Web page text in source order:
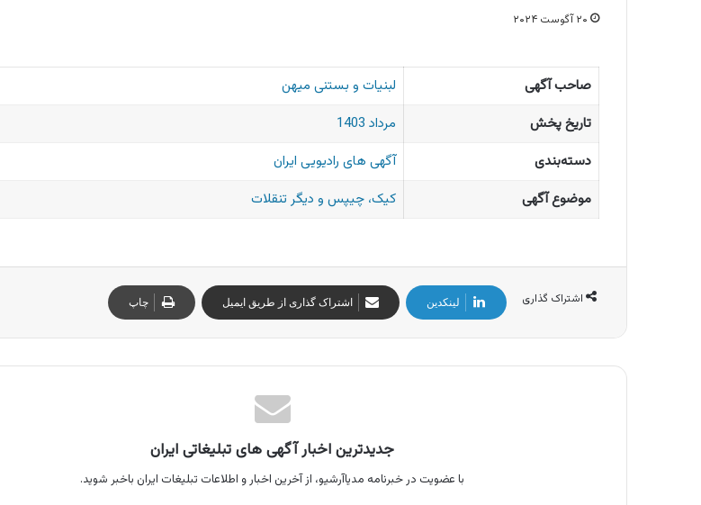
۲۰ آگوست ۲۰۲۴
صاحب آگهی
لبنیات و بستنی میهن
تاریخ پخش
مرداد 1403
دسته‌بندی
آگهی های رادیویی ایران
موضوع آگهی
کیک، چیپس و دیگر تنقلات
اشتراک گذاری لینکدین اشتراک گذاری از طریق ایمیل چاپ
جدیدترین اخبار آگهی های تبلیغاتی ایران
با عضویت در خبرنامه مدیاآرشیو، از آخرین اخبار و اطلاعات تبلیغات ایران باخبر شوید.